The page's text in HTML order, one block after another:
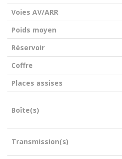
Voies AV/ARR
Poids moyen
Réservoir
Coffre
Places assises
Boîte(s)
Transmission(s)